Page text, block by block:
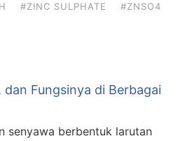
#ZINC SULPHATE #ZNSO4
Fungsinya di Berbagai
senyawa berbentuk larutan